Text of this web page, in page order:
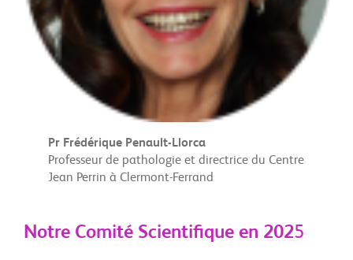
Pr Frédérique Penault-Llorca
Professeur de pathologie et directrice du Centre
Jean Perrin à Clermont-Ferrand
Notre Comité Scientifique en 2025